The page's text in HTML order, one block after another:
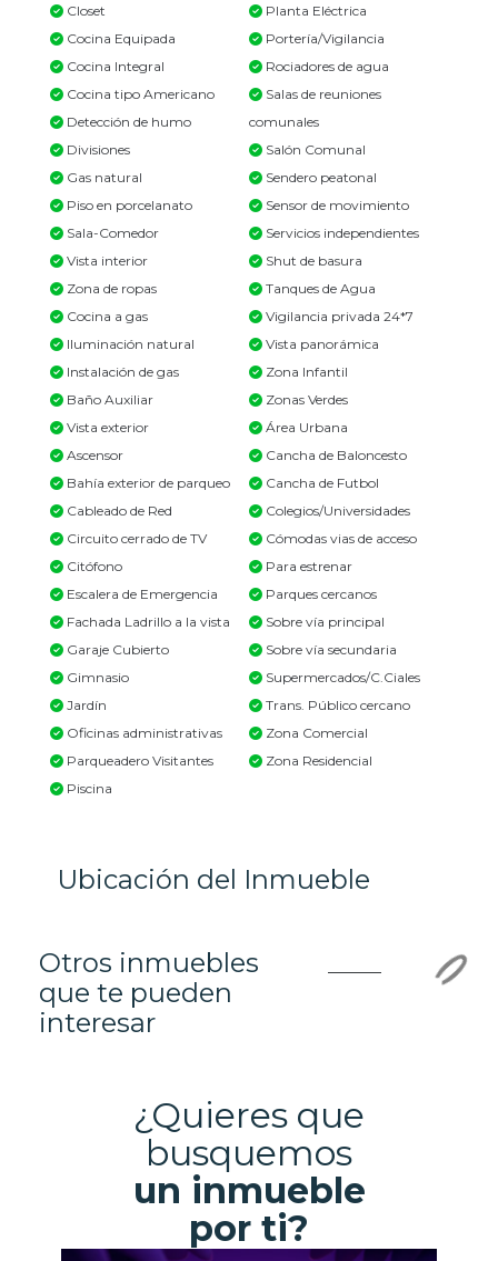
Closet
Cocina Equipada
Cocina Integral
Cocina tipo Americano
Detección de humo
Divisiones
Gas natural
Piso en porcelanato
Sala-Comedor
Vista interior
Zona de ropas
Cocina a gas
Iluminación natural
Instalación de gas
Baño Auxiliar
Vista exterior
Ascensor
Bahía exterior de parqueo
Cableado de Red
Circuito cerrado de TV
Citófono
Escalera de Emergencia
Fachada Ladrillo a la vista
Garaje Cubierto
Gimnasio
Jardín
Oficinas administrativas
Parqueadero Visitantes
Piscina
Planta Eléctrica
Portería/Vigilancia
Rociadores de agua
Salas de reuniones
comunales
Salón Comunal
Sendero peatonal
Sensor de movimiento
Servicios independientes
Shut de basura
Tanques de Agua
Vigilancia privada 24*7
Vista panorámica
Zona Infantil
Zonas Verdes
Área Urbana
Cancha de Baloncesto
Cancha de Futbol
Colegios/Universidades
Cómodas vias de acceso
Para estrenar
Parques cercanos
Sobre vía principal
Sobre vía secundaria
Supermercados/C.Ciales
Trans. Público cercano
Zona Comercial
Zona Residencial
Ubicación del Inmueble
Otros inmuebles
que te pueden
interesar
¿Quieres que
busquemos
un inmueble
por ti?